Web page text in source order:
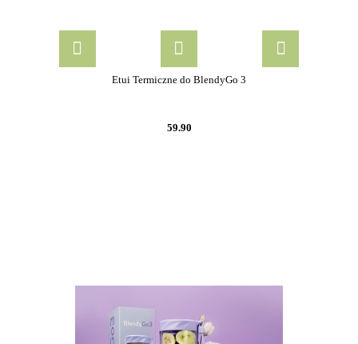
Etui Termiczne do BlendyGo 3
59.90